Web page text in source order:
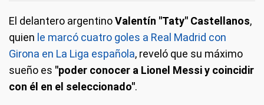
El delantero argentinoValentín "Taty" Castellanos,
quien le marcó cuatro goles a Real Madrid con
Girona en La Liga española, reveló que su máximo
sueño es "poder conocer a Lionel Messi y coincidir
con él en el seleccionado".